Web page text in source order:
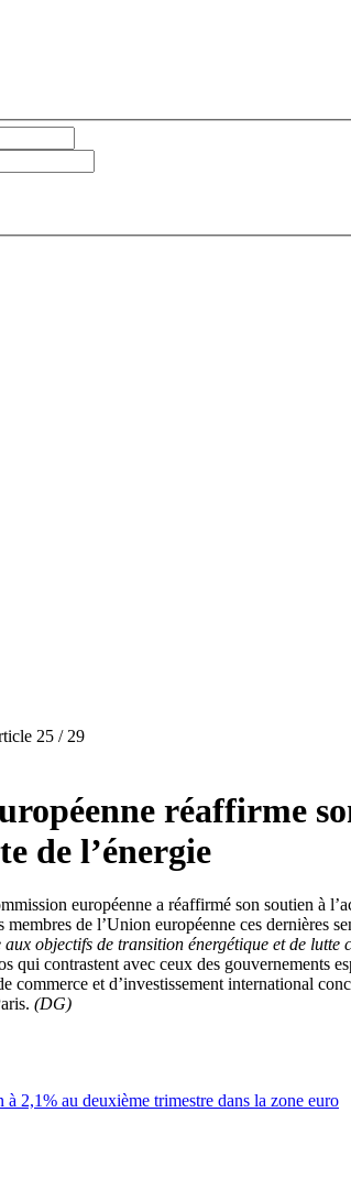
25 / 29
réaffirme
de l’énergie
européenne a réaffirmé son soutien à
de l’Union européenne ces dernières
objectifs de transition énergétique et de
qui contrastent avec ceux des gouvernements
commerce et d’investissement international
(DG)
2,1% au deuxième trimestre dans la zone euro